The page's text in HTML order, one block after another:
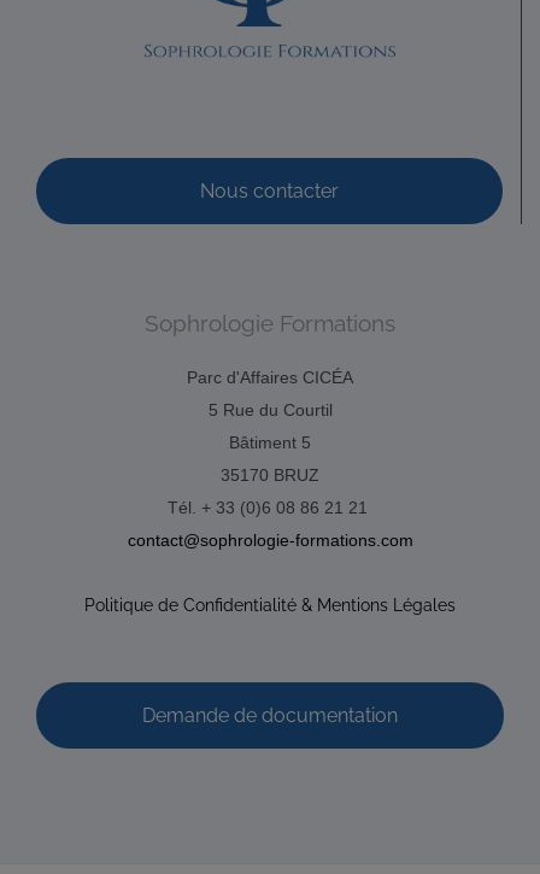
Nous contacter
Sophrologie Formations
Parc d'Affaires CICÉA
5 Rue du Courtil
Bâtiment 5
35170 BRUZ
Tél. + 33 (0)6 08 86 21 21
contact@sophrologie-formations.com
Politique de Confidentialité & Mentions Légales
Demande de documentation